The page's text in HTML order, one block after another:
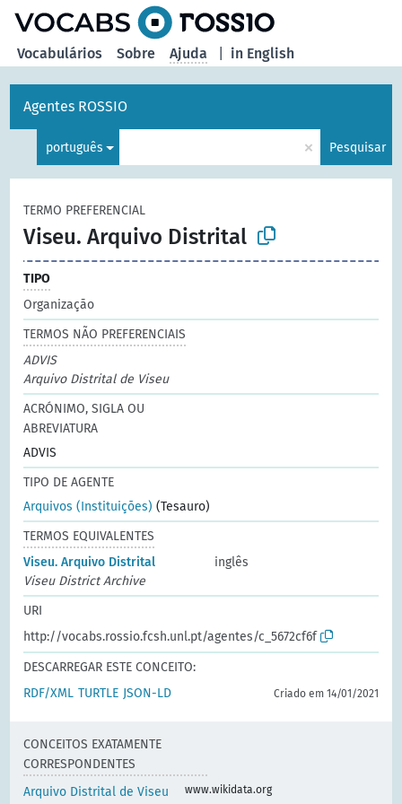
in English
Vocabulários Sobre Ajuda
Agentes ROSSIO
português × Pesquisar
TERMO PREFERENCIAL
Viseu. Arquivo Distrital
TIPO
Organização
TERMOS NÃO PREFERENCIAIS
ADVIS
Arquivo Distrital de Viseu
ACRÓNIMO, SIGLA OU
ABREVIATURA
ADVIS
TIPO DE AGENTE
Arquivos (Instituições) (Tesauro)
TERMOS EQUIVALENTES
Viseu. Arquivo Distrital
inglês
Viseu District Archive
URI
http://vocabs.rossio.fcsh.unl.pt/agentes/c_5672cf6f
DESCARREGAR ESTE CONCEITO:
RDF/XML TURTLE JSON-LD Criado em 14/01/2021
CONCEITOS EXATAMENTE
CORRESPONDENTES
Arquivo Distrital de Viseu
www.wikidata.org